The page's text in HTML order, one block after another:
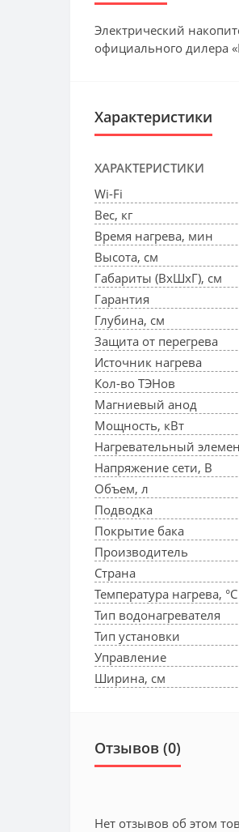
Электрический
официального дилера
Характеристики
ХАРАКТЕРИСТИКИ
Wi-Fi
Вес, кг
Время нагрева, мин
Высота, см
Габариты (ВхШхГ), см
Гарантия
Глубина, см
Защита от перегрева
Источник нагрева
Кол-во ТЭНов
Магниевый анод
Мощность, кВт
Нагревательный
Напряжение сети, В
Объем, л
Подводка
Покрытие бака
Производитель
Страна
Температура нагрева, °С
Тип водонагревателя
Тип установки
Управление
Ширина, см
Отзывов (0)
Нет отзывов об этом